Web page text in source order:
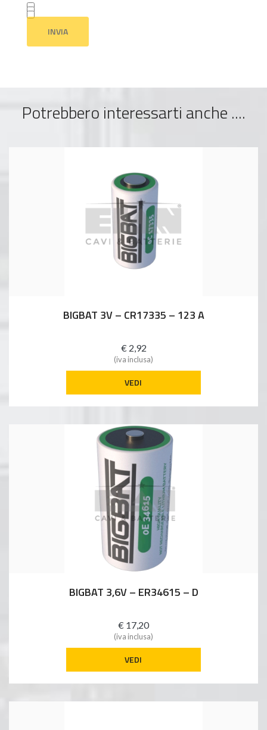
Potrebbero interessarti anche ....
BIGBAT 3V – CR17335 – 123 A
€ 2,92
(iva inclusa)
VEDI
BIGBAT 3,6V – ER34615 – D
€ 17,20
(iva inclusa)
VEDI